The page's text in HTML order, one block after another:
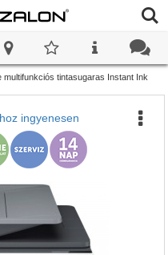
multifunkciós tintasugaras Instant Ink
ingyenesen
0
0